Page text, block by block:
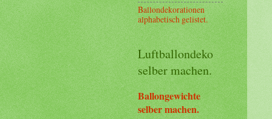
Ballondekorationen
alphabetisch gelistet.
Luftballondeko
selber machen.
Ballongewichte
selber machen.